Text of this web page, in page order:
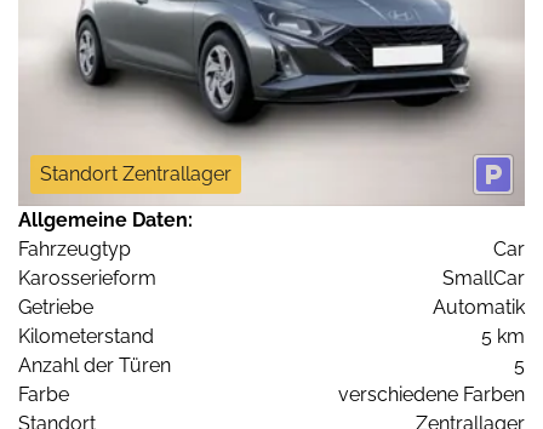
Standort Zentrallager
Allgemeine Daten:
Fahrzeugtyp
Car
Karosserieform
SmallCar
Getriebe
Automatik
Kilometerstand
5 km
Anzahl der Türen
5
Farbe
verschiedene Farben
Standort
Zentrallager